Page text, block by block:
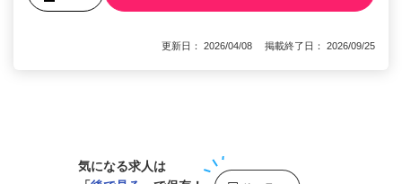
更新日： 2026/04/08 掲載終了日： 2026/09/25
気になる求人は